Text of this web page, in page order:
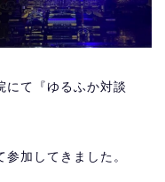
にて『ゆるふか対談
加してきました。